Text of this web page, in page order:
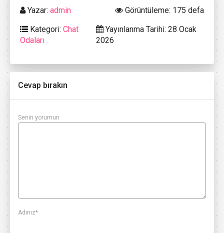
Yazar: admin
Görüntüleme: 175 defa
Kategori: Chat
Odaları
Yayınlanma Tarihi: 28 Ocak
2026
Cevap bırakın
Senin yorumun
Adınız*